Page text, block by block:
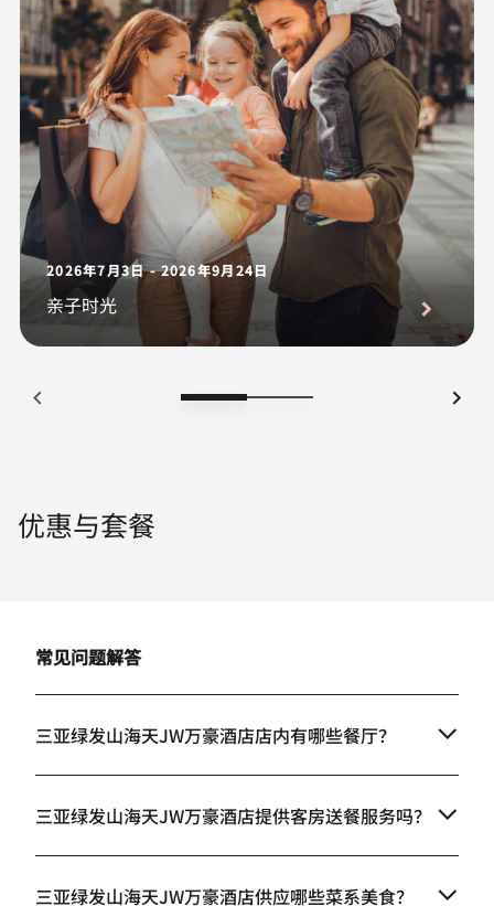
2026年7月3日 - 2026年9月24日
亲子时光
优惠与套餐
常见问题解答
三亚绿发山海天JW万豪酒店店内有哪些餐厅？
三亚绿发山海天JW万豪酒店提供客房送餐服务吗？
三亚绿发山海天JW万豪酒店供应哪些菜系美食？